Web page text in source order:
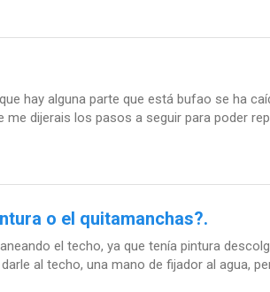
hay alguna parte que está bufao se ha
dijerais los pasos a seguir para poder
o el quitamanchas?.
el techo, ya que tenía pintura
al techo, una mano de fijador al agua,